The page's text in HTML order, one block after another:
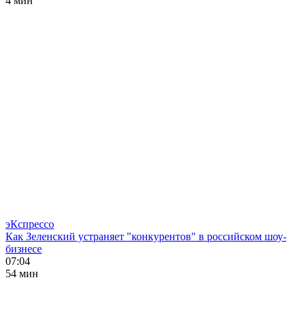
эКспрессо
Как Зеленский устраняет "конкурентов" в российском шоу-
бизнесе
07:04
54 мин